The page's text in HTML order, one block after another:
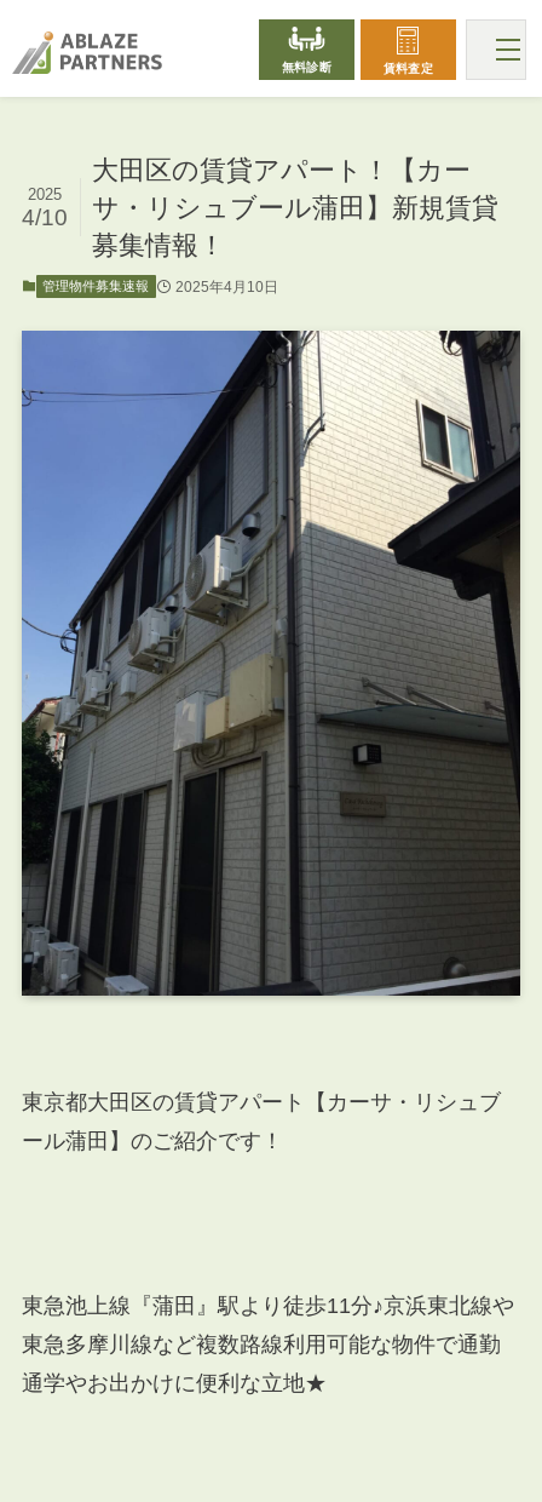
無料診断 賃料査定
大田区の賃貸アパート！【カー
サ・リシュブール蒲田】新規賃貸
募集情報！
2025
4/10
管理物件募集速報 2025年4月10日
東京都大田区の賃貸アパート【カーサ・リシュブ
ール蒲田】のご紹介です！
東急池上線『蒲田』駅より徒歩11分♪京浜東北線や
東急多摩川線など複数路線利用可能な物件で通勤
通学やお出かけに便利な立地★